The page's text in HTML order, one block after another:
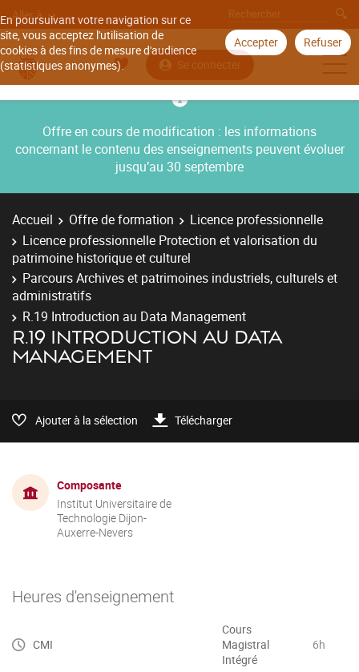
En poursuivant votre navigation sur ce
site, vous acceptez l'utilisation de
cookies à des fins de mesure d'audience
(statistiques anonymes).
Accepter Refuser
Aller à
Se connecter
Offre en cours de modification : les informations
concernant le contenu des enseignements peuvent évoluer
jusqu’au 30 septembre
Accueil Offre de formation
Licence professionnelle
Licence professionnelle Protection et valorisation du
patrimoine historique et culturel
Parcours Archives et patrimoines industriels, culturels et
administratifs
R.19 Introduction au Data Management
R.19 INTRODUCTION AU DATA
MANAGEMENT
Ajouter à la sélection Télécharger
Composante
Institut Universitaire de
Technologie Dijon-
Auxerre-Nevers
Heures d'enseignement
CMI
Cours
Magistral
Intégré
6h